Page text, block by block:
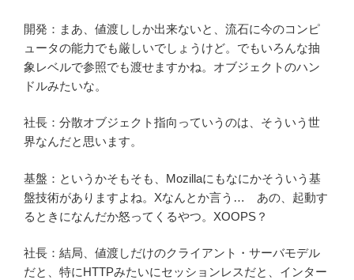
開発：まあ、値渡ししか出来ないと、流石に今のコンピ
ュータの能力でも厳しいでしょうけど。でもいろんな抽
象レベルで参照でも渡せますかね。オブジェクトのハン
ドルみたいな。
社長：分散オブジェクト指向っていうのは、そういう世
界なんだと思います。
基盤：というかそもそも、Mozillaにもなにかそういう基
盤技術がありますよね。Xなんとか言う… あの、起動す
るときになんだか怒ってくるやつ。XOOPS？
社長：結局、値渡しだけのクライアント・サーバモデル
だと、特にHTTPみたいにセッションレスだと、インター